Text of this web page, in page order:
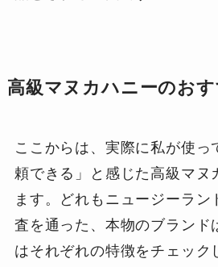
高級マヌカハニーのお
ここからは、実際に私が使っ
頼できる」と感じた高級マヌ
ます。どれもニュージーラン
査を通った、本物のブランド
はそれぞれの特徴をチェック